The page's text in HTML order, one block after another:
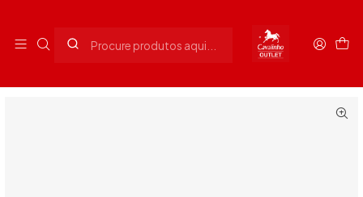
Início Senhora Malas Senhora Mala de Mão Galope